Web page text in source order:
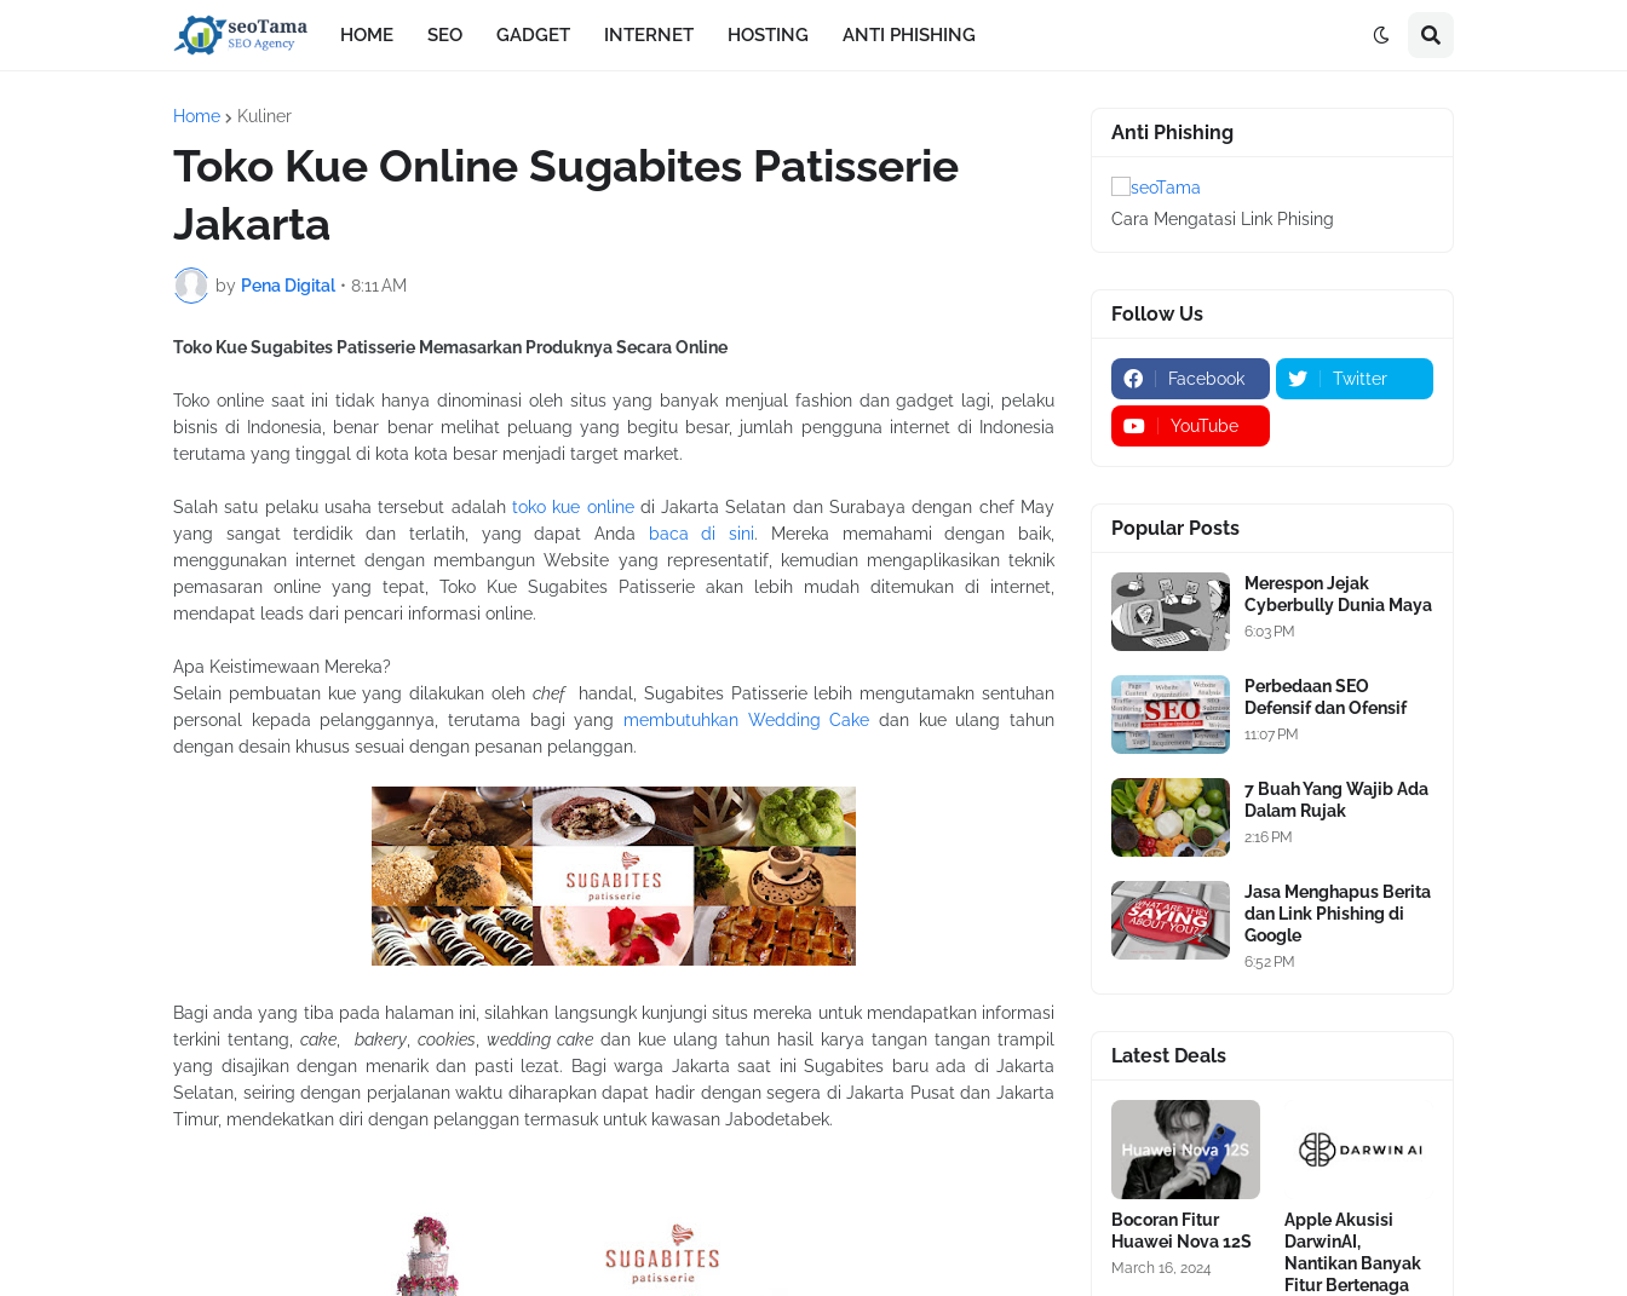
HOME SEO GADGET INTERNET HOSTING ANTI PHISHING
Home Kuliner
Toko Kue Online Sugabites Patisserie
Jakarta
by Pena Digital • 8:11 AM
Toko Kue Sugabites Patisserie Memasarkan Produknya Secara Online
Toko online saat ini tidak hanya dinominasi oleh situs yang banyak menjual fashion dan gadget lagi, pelaku
bisnis di Indonesia, benar benar melihat peluang yang begitu besar, jumlah pengguna internet di Indonesia
terutama yang tinggal di kota kota besar menjadi target market.
Salah satu pelaku usaha tersebut adalah toko kue onlinedi Jakarta Selatan dan Surabaya dengan chef May
yang sangat terdidik dan terlatih, yang dapat Anda
baca di sini. Mereka memahami dengan baik,
menggunakan internet dengan membangun Website yang representatif, kemudian mengaplikasikan teknik
pemasaran online yang tepat, Toko Kue Sugabites Patisserie akan lebih mudah ditemukan di internet,
mendapat leads dari pencari informasi online.
Apa Keistimewaan Mereka?
Selain pembuatan kue yang dilakukan oleh chefhandal, Sugabites Patisserie lebih mengutamakn sentuhan
personal kepada pelanggannya, terutama bagi yang membutuhkan Wedding Cake dan kue ulang tahun
dengan desain khusus sesuai dengan pesanan pelanggan.
Bagi anda yang tiba pada halaman ini, silahkan langsungk kunjungi situs mereka untuk mendapatkan informasi
terkini tentang, cake bakery cookies wedding cake dan kue ulang tahun hasil karya tangan tangan trampil
yang disajikan dengan menarik dan pasti lezat. Bagi warga Jakarta saat ini Sugabites baru ada di Jakarta
Selatan, seiring dengan perjalanan waktu diharapkan dapat hadir dengan segera di Jakarta Pusat dan Jakarta
Timur, mendekatkan diri dengan pelanggan termasuk untuk kawasan Jabodetabek.
Anti Phishing
Cara Mengatasi Link Phising
Follow Us
Facebook Twitter
YouTube
Popular Posts
Merespon Jejak
Cyberbully Dunia Maya
6:03 PM
Perbedaan SEO
Defensif dan Ofensif
11:07 PM
7 Buah Yang Wajib Ada
Dalam Rujak
2:16 PM
Jasa Menghapus Berita
dan Link Phishing di
Google
6:52 PM
Latest Deals
Bocoran Fitur
Huawei Nova 12S
March 16, 2024
Apple Akusisi
DarwinAI,
Nantikan Banyak
Fitur Bertenaga